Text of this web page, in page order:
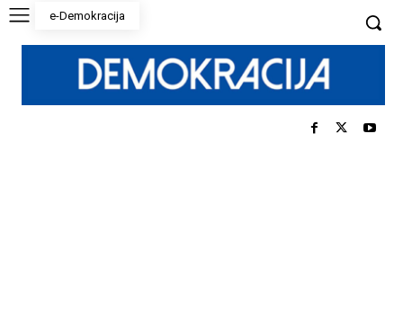
e-Demokracija